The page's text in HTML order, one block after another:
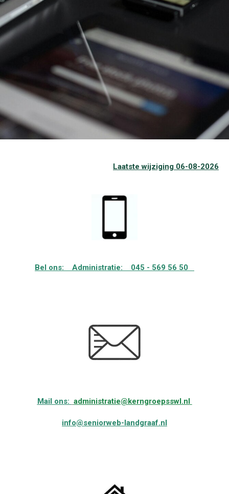
Laatste wijziging 06-08-2026
Bel ons: Administratie: 045 - 569 56 50
Mail ons: administratie@kerngroepsswl.nl
info@seniorweb-landgraaf.nl